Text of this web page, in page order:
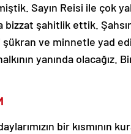
Sayın Reisi ile çok
bizzat şahitlik ettik.
şükran ve minnetle yad
yanında olacağız.
bir kısmının